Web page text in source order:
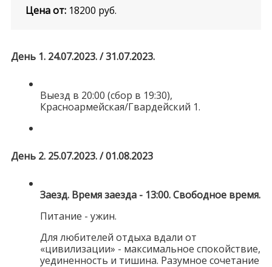
Цена от: 18200 руб.
День 1. 24.07.2023. / 31.07.2023.
Выезд в 20:00 (сбор в 19:30),
Красноармейская/Гвардейский 1.
День 2. 25.07.2023. / 01.08.2023
Заезд. Время заезда - 13:00. Свободное время.
Питание - ужин.
Для любителей отдыха вдали от
«цивилизации» - максимальное спокойствие,
уединенность и тишина. Разумное сочетание